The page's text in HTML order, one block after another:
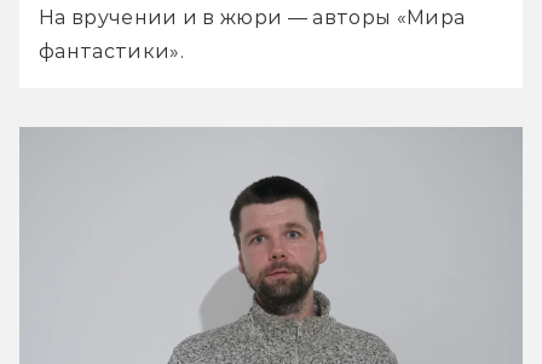
На вручении и в жюри — авторы «Мира
фантастики».